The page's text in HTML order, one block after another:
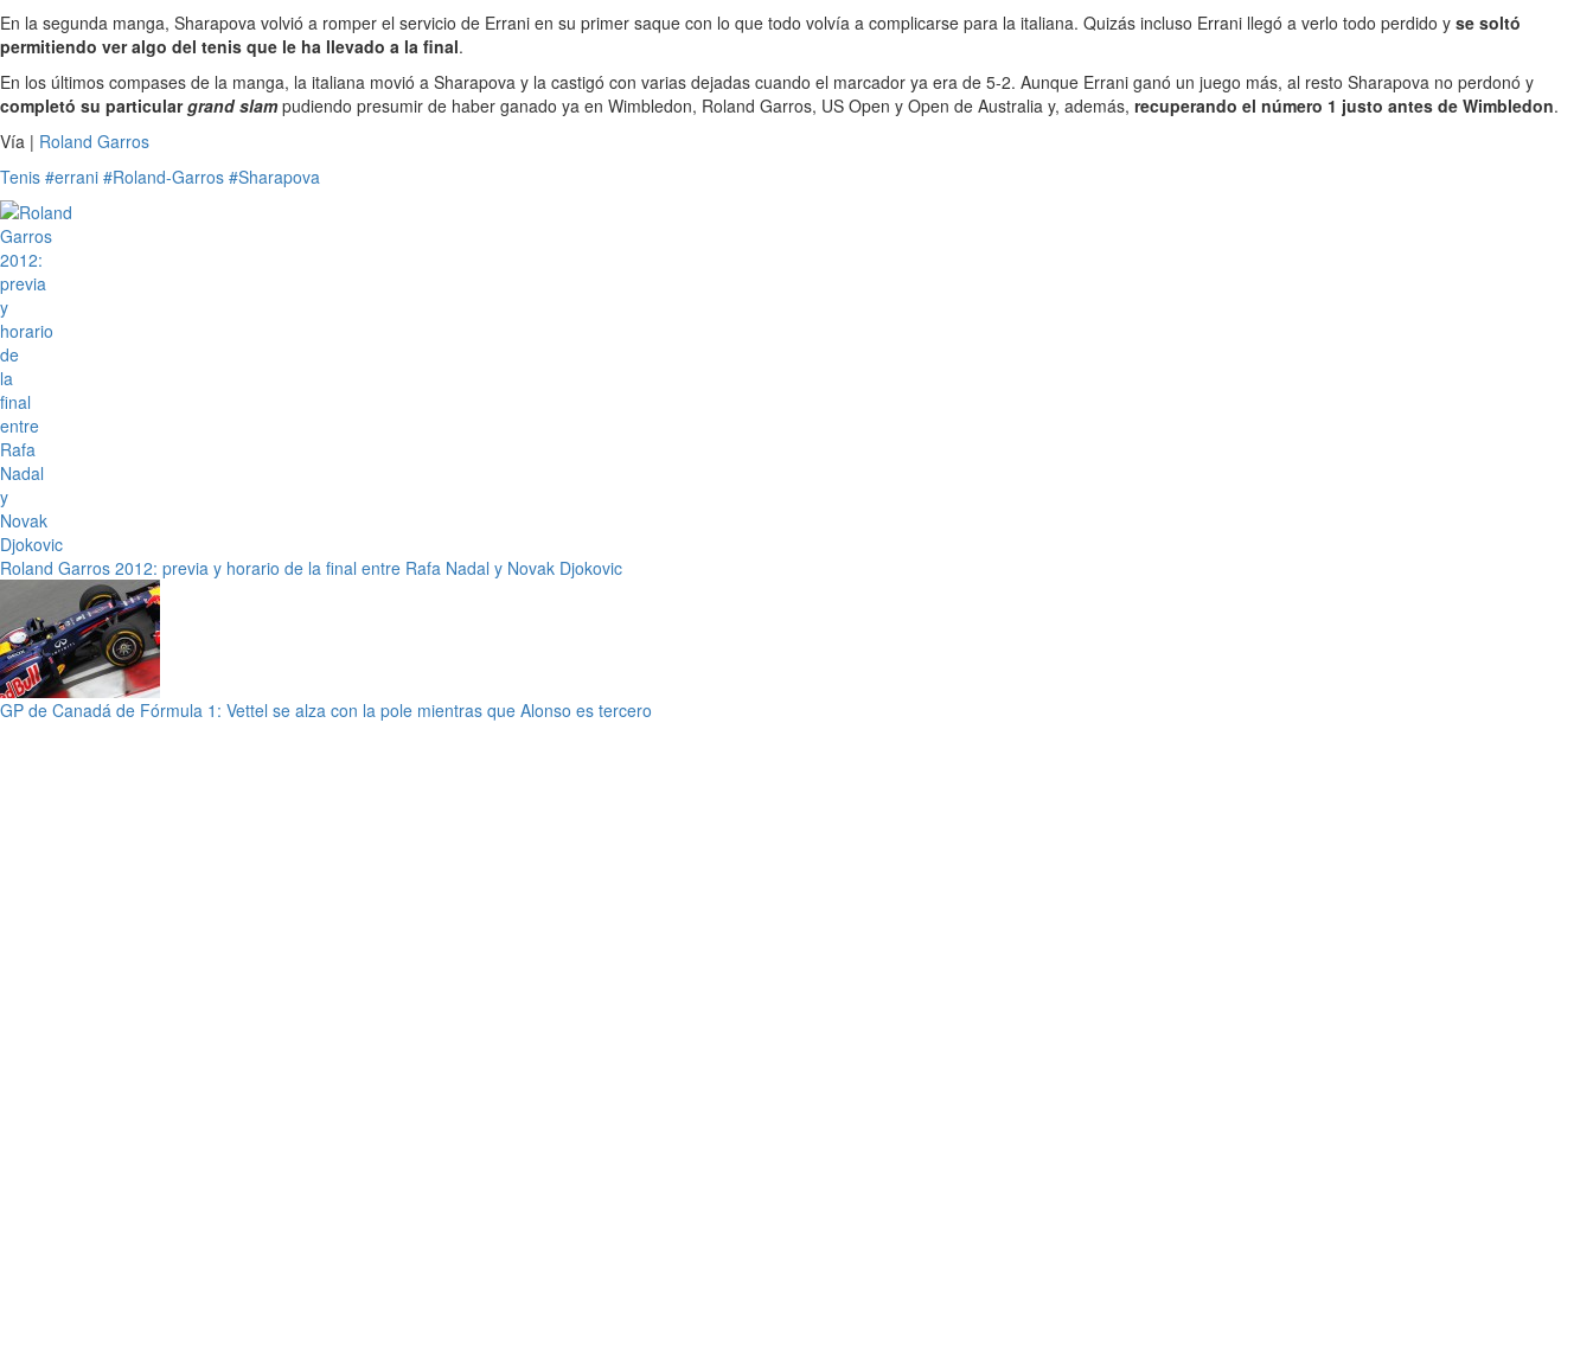
En la segunda manga, Sharapova volvió a romper el servicio de Errani en su primer saque con lo que todo volvía a complicarse para la italiana. Quizás incluso Errani llegó a verlo todo perdido y se soltó
permitiendo ver algo del tenis que le ha llevado a la final.
En los últimos compases de la manga, la italiana movió a Sharapova y la castigó con varias dejadas cuando el marcador ya era de 5-2. Aunque Errani ganó un juego más, al resto Sharapova no perdonó y
completó su particulargrand slampudiendo presumir de haber ganado ya en Wimbledon, Roland Garros, US Open y Open de Australia y, además, recuperando el número 1 justo antes de Wimbledon.
Vía | Roland Garros
Tenis #errani #Roland-Garros #Sharapova
Roland Garros 2012: previa y horario de la final entre Rafa Nadal y Novak Djokovic
GP de Canadá de Fórmula 1: Vettel se alza con la pole mientras que Alonso es tercero